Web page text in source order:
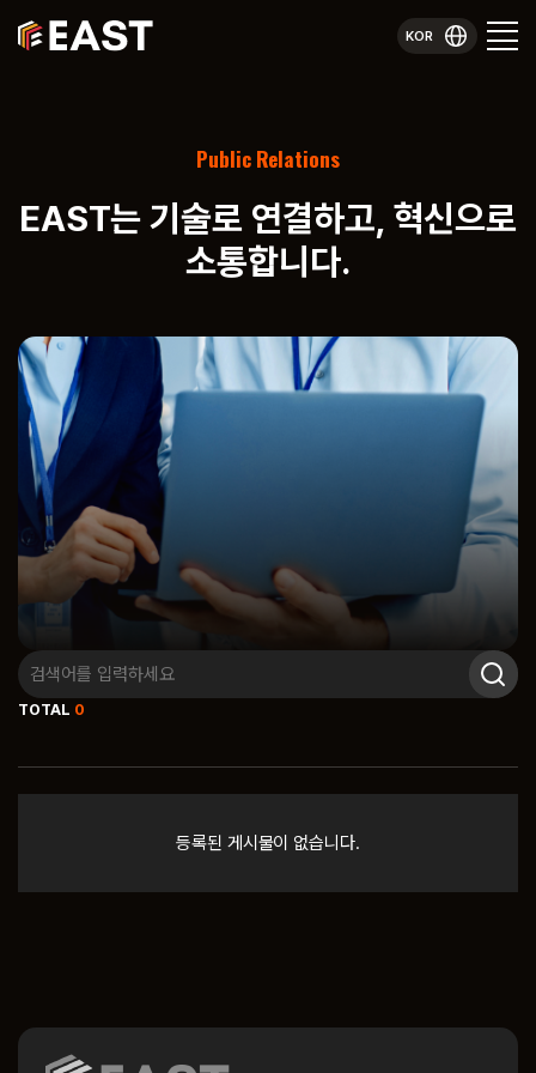
KOR
Public Relations
EAST는 기술로 연결하고, 혁신으로
소통합니다.
TOTAL 0
등록된 게시물이 없습니다.